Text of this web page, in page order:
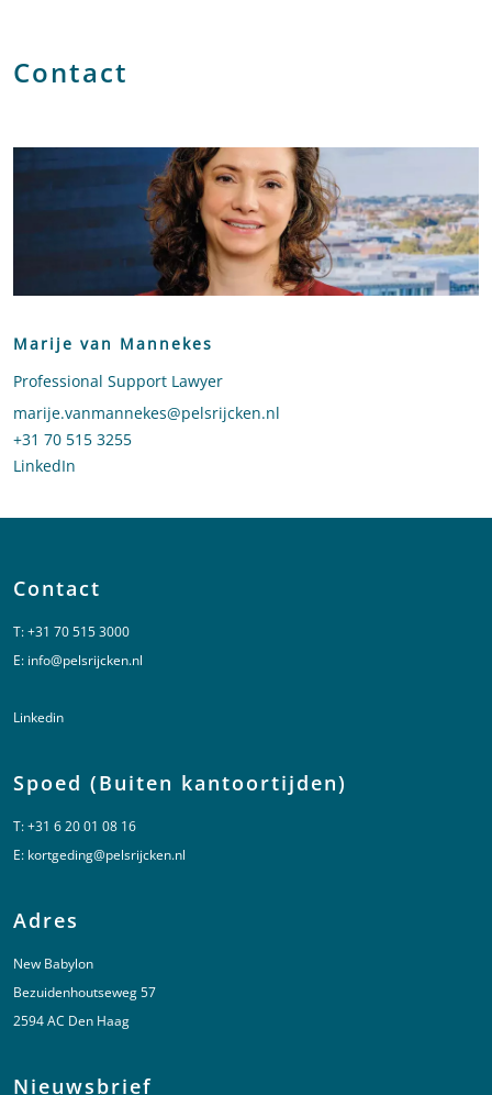
Contact
Marije van Mannekes
Professional Support Lawyer
Stuur een e-mail naar Marije van Mannekes
marije.vanmannekes@pelsrijcken.nl
Bel naar Marije van Mannekes
+31 70 515 3255
LinkedIn
Contact
T:+31 70 515 3000
E: info@pelsrijcken.nl
Linkedin
Spoed (Buiten kantoortijden)
T:+31 6 20 01 08 16
E: kortgeding@pelsrijcken.nl
Adres
New Babylon
Bezuidenhoutseweg 57
2594 AC Den Haag
Nieuwsbrief